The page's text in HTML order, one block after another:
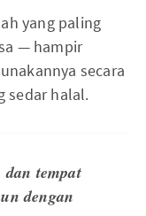
yang paling
— hampir
secara
sedar halal.
tempat
dengan